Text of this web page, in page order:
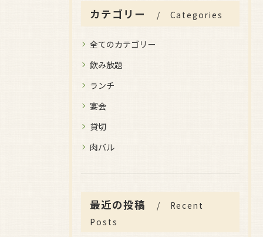
カテゴリー Categories
全てのカテゴリー
飲み放題
ランチ
宴会
貸切
肉バル
最近の投稿
Recent
Posts